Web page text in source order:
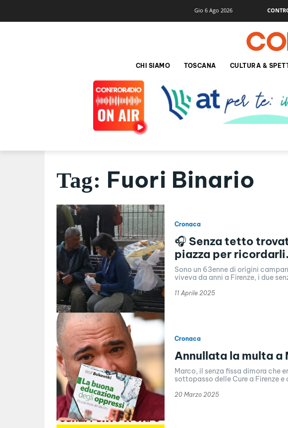
Gio 6 Ago 2026
CHI SIAMO TOSCANA CULTURA &
Tag: Fuori Binario
Cronaca
🎧 Senza tetto
piazza per
Sono un 63enne di origini
viveva da anni a Firenze, i due
11 Aprile 2025
Cronaca
Annullata la multa a
Marco, il senza fissa dimora che
sottopasso delle Cure a Firenze
20 Marzo 2025